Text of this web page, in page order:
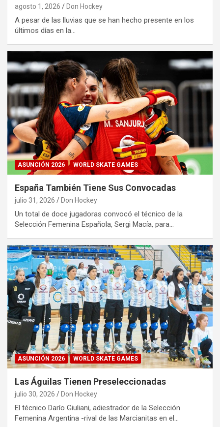
agosto 1, 2026 Don Hockey
A pesar de las lluvias que se han hecho presente en los
últimos días en la…
ASUNCIÓN 2026 WORLD SKATE GAMES
España También Tiene Sus Convocadas
julio 31, 2026 Don Hockey
Un total de doce jugadoras convocó el técnico de la
Selección Femenina Española, Sergi Macía, para…
ASUNCIÓN 2026 WORLD SKATE GAMES
Las Águilas Tienen Preseleccionadas
julio 30, 2026 Don Hockey
El técnico Darío Giuliani, adiestrador de la Selección
Femenina Argentina -rival de las Marcianitas en el…